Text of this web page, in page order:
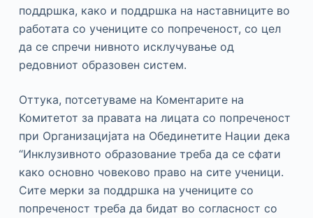
поддршка, како и поддршка на наставниците во
работата со учениците со попреченост, со цел
да се спречи нивното исклучување од
редовниот образовен систем.
Оттука, потсетуваме на Коментарите на
Комитетот за правата на лицата со попреченост
при Организацијата на Обединетите Нации дека
“Инклузивното образование треба да се сфати
како основно човеково право на сите ученици.
Сите мерки за поддршка на учениците со
попреченост треба да бидат во согласност со